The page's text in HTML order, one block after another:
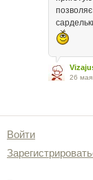
позволяє
26
Войти